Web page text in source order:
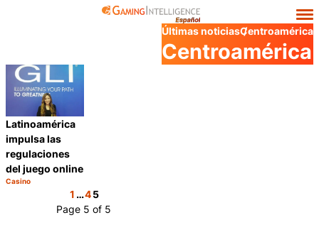
Últimas noticiasCentroamérica
Centroamérica
Latinoamérica
impulsa las
regulaciones
del juego online
Categoría:
Casino
Compartir
1 …4 5
Page 5 of 5